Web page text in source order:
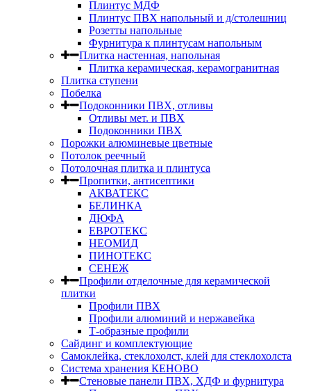
Плинтус МДФ
Плинтус ПВХ напольный и д/столешниц
Розетты напольные
Фурнитура к плинтусам напольным
Плитка настенная, напольная
Плитка керамическая, керамогранитная
Плитка ступени
Побелка
Подоконники ПВХ, отливы
Отливы мет. и ПВХ
Подоконники ПВХ
Порожки алюминевые цветные
Потолок реечный
Потолочная плитка и плинтуса
Пропитки, антисептики
АКВАТЕКС
БЕЛИНКА
ДЮФА
ЕВРОТЕКС
НЕОМИД
ПИНОТЕКС
СЕНЕЖ
Профили отделочные для керамической
плитки
Профили ПВХ
Профили алюминий и нержавейка
Т-образные профили
Сайдинг и комплектующие
Самоклейка, стеклохолст, клей для стеклохолста
Система хранения КЕНОВО
Стеновые панели ПВХ, ХДФ и фурнитура